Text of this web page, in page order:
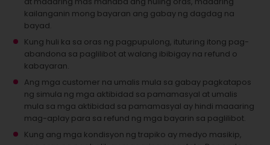
kailanganin mong bayaran ang gabay ng dagdag na
bayad.
Kung huli ka sa oras ng pagpupulong, ituturing itong pag-
abandona sa paglilibot at walang ibibigay na refund o
kabayaran.
Ang mga customer na umalis mula sa gabay pagkatapos
ng simula ng mga aktibidad sa pamamasyal at umalis
mula sa mga aktibidad sa pamamasyal ay hindi maaaring
mag-aplay para sa refund ng mga bayarin sa paglilibot.
Kung ang mga kondisyon ng trapiko ay medyo masikip,